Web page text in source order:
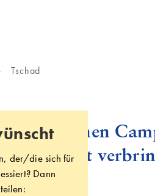
Tschad
auch einen
damit
der/die sich für
Dann